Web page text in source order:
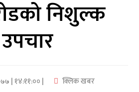
निशुल्क
उपचार
| १४:११:०० | क्लिक खबर